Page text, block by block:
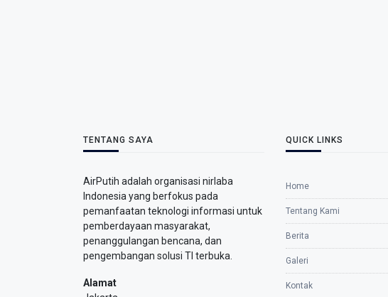
TENTANG SAYA
AirPutih adalah organisasi nirlaba
Indonesia yang berfokus pada
pemanfaatan teknologi informasi untuk
pemberdayaan masyarakat,
penanggulangan bencana, dan
pengembangan solusi TI terbuka.
Alamat
QUICK LINKS
Home
Tentang Kami
Berita
Galeri
Kontak